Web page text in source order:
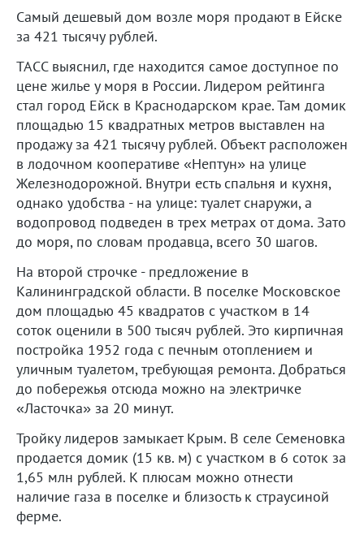
Самый дешевый дом возле моря продают в Ейске
за 421 тысячу рублей.
ТАСС выяснил, где находится самое доступное по
цене жилье у моря в России. Лидером рейтинга
стал город Ейск в Краснодарском крае. Там домик
площадью 15 квадратных метров выставлен на
продажу за 421 тысячу рублей. Объект расположен
в лодочном кооперативе «Нептун» на улице
Железнодорожной. Внутри есть спальня и кухня,
однако удобства - на улице: туалет снаружи, а
водопровод подведен в трех метрах от дома. Зато
до моря, по словам продавца, всего 30 шагов.
На второй строчке - предложение в
Калининградской области. В поселке Московское
дом площадью 45 квадратов с участком в 14
соток оценили в 500 тысяч рублей. Это кирпичная
постройка 1952 года с печным отоплением и
уличным туалетом, требующая ремонта. Добраться
до побережья отсюда можно на электричке
«Ласточка» за 20 минут.
Тройку лидеров замыкает Крым. В селе Семеновка
продается домик (15 кв. м) с участком в 6 соток за
1,65 млн рублей. К плюсам можно отнести
наличие газа в поселке и близость к страусиной
ферме.